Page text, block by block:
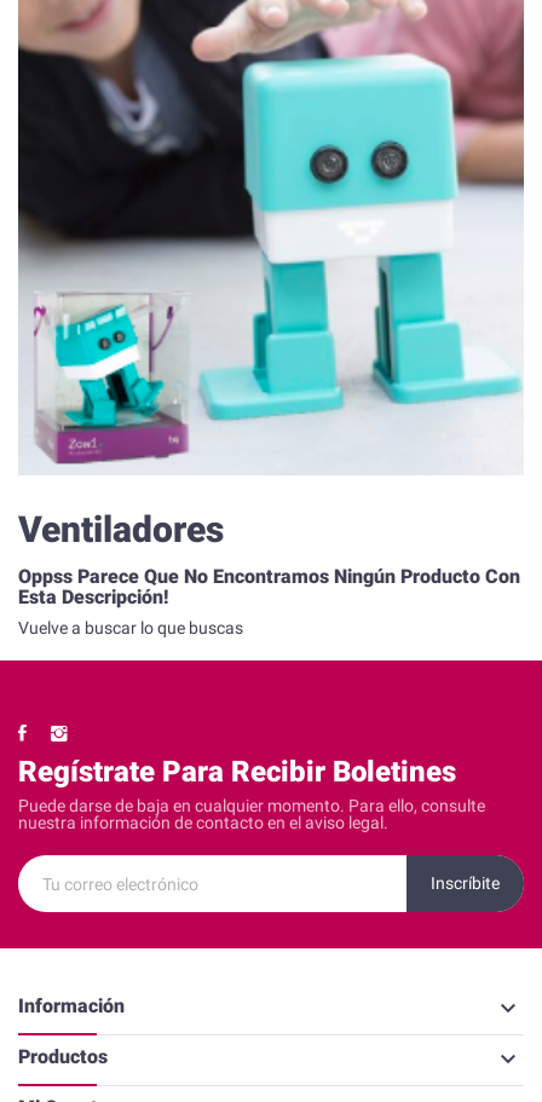
Ventiladores
Oppss Parece Que No Encontramos Ningún Producto Con
Esta Descripción!
Vuelve a buscar lo que buscas
Regístrate Para Recibir Boletines
Puede darse de baja en cualquier momento. Para ello, consulte
nuestra información de contacto en el aviso legal.
Información keyboard_arrow_down
Productos keyboard_arrow_down